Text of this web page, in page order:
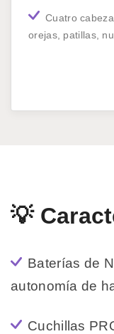
Cuatro
orejas, patillas,
💡
Baterías de
autonomía de
Cuchillas